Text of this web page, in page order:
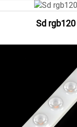
Sd rgb120